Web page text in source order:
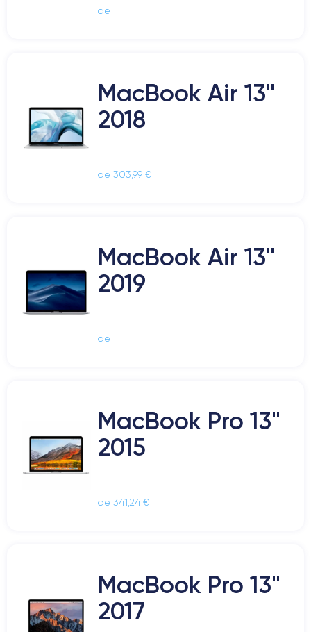
de
MacBook Air 13"
2018
de 303,99 €
MacBook Air 13"
2019
de
MacBook Pro 13"
2015
de 341,24 €
MacBook Pro 13"
2017